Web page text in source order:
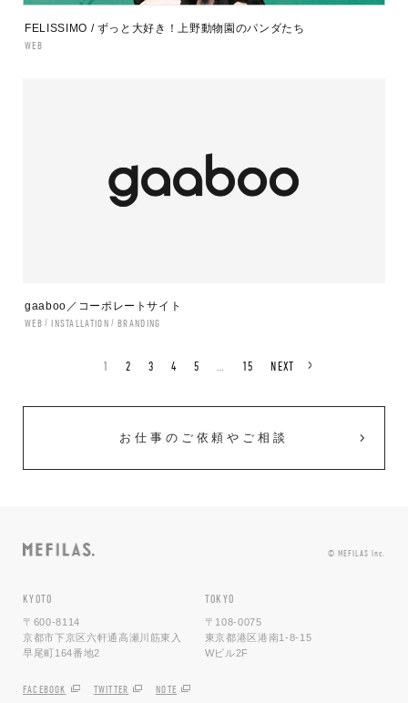
FELISSIMO / ずっと大好き！上野動物園のパンダたち
WEB
gaaboo／コーポレートサイト
WEB
INSTALLATION BRANDING
1 2 3 4 5 15 NEXT
お仕事のご依頼やご相談
KYOTO
〒600-8114
京都市下京区六軒通高瀬川筋東入
早尾町164番地2
TOKYO
〒108-0075
東京都港区港南1-8-15
Wビル2F
FACEBOOK TWITTER NOTE
© MEFILAS Inc.